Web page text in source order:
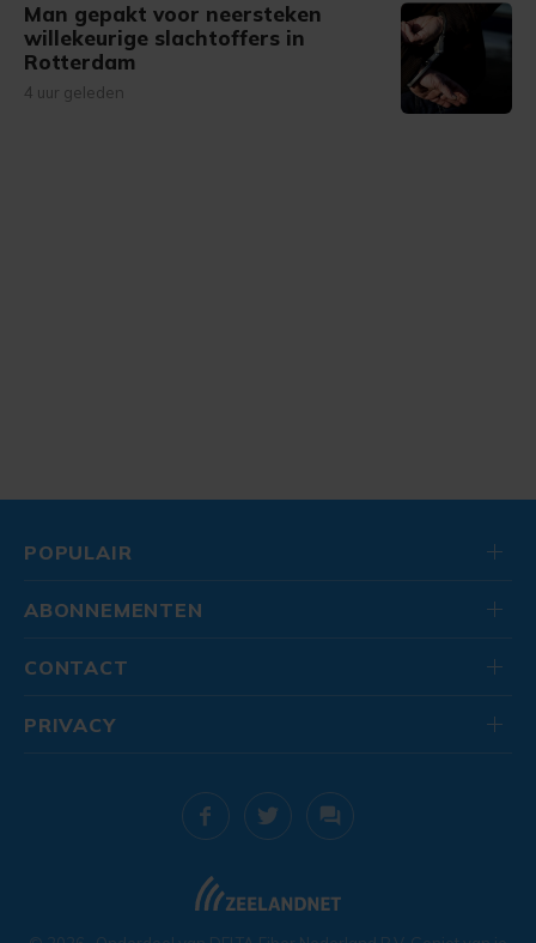
Man gepakt voor neersteken
willekeurige slachtoffers in
Rotterdam
4 uur geleden
POPULAIR
ABONNEMENTEN
CONTACT
PRIVACY